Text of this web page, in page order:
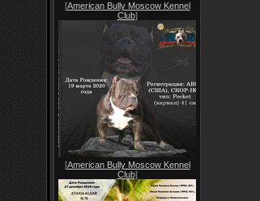
[American Bully Moscow Kennel
Club]
[American Bully Moscow Kennel
Club]